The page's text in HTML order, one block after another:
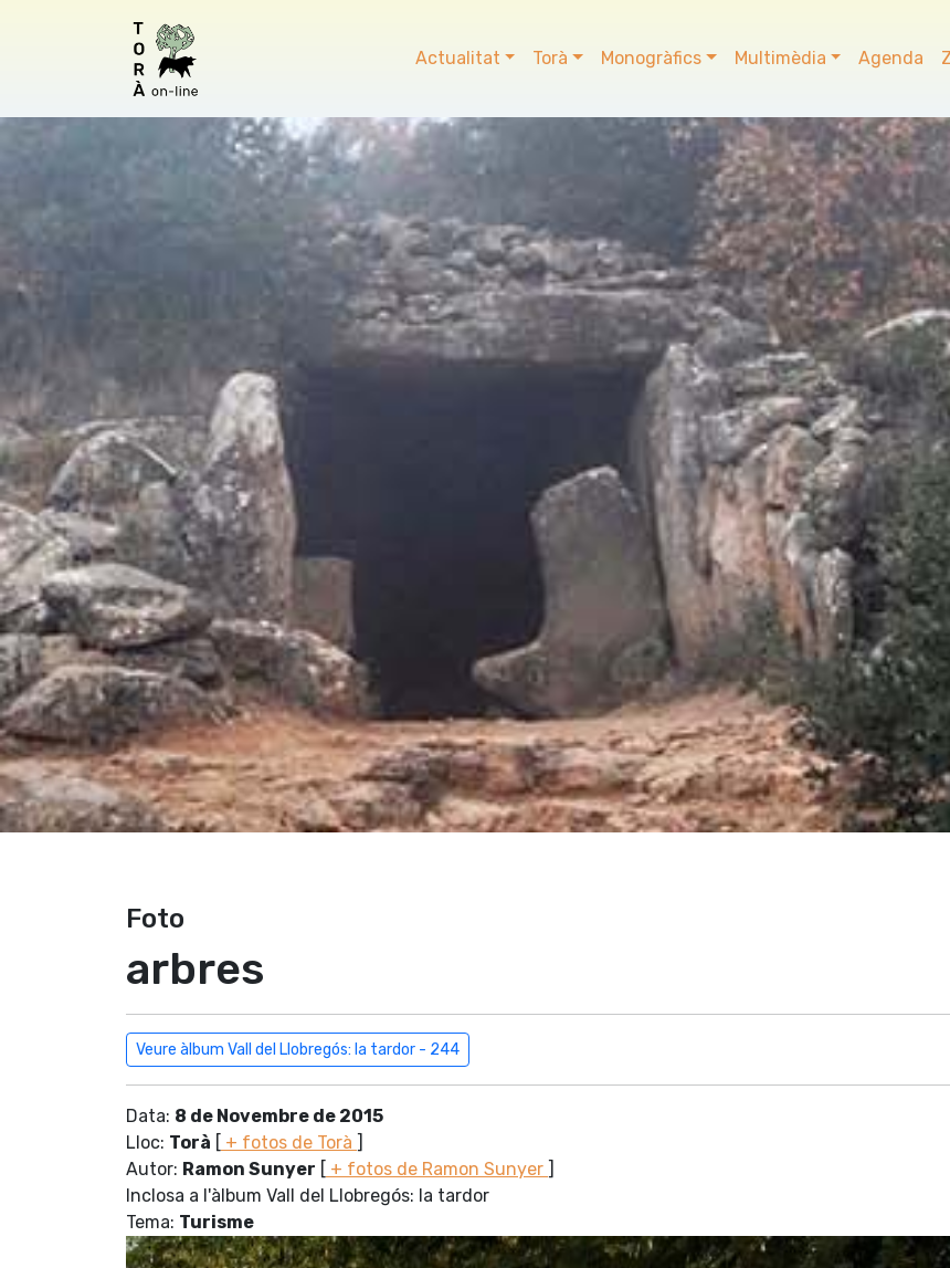
Actualitat Torà Monogràfics Multimèdia Agenda
Foto
arbres
Veure àlbum Vall del Llobregós: la tardor - 244
Data: 8 de Novembre de 2015
Lloc: Torà [ + fotos de Torà ]
Autor: Ramon Sunyer [ + fotos de Ramon Sunyer ]
Inclosa a l'àlbum Vall del Llobregós: la tardor
Tema: Turisme